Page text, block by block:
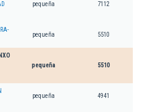
pequeña 7112
pequeña 5510
pequeña 5510
pequeña 4941